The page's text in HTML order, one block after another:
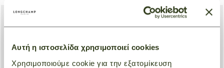
Αυτή η ιστοσελίδα χρησιμοποιεί cookies
Χρησιμοποιούμε cookie για την εξατομίκευση